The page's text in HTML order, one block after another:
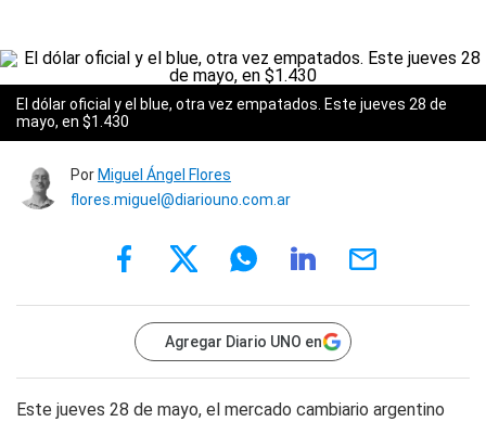
El dólar oficial y el blue, otra vez empatados. Este jueves 28 de
mayo, en $1.430
Por Miguel Ángel Flores
flores.miguel@diariouno.com.ar
Agregar Diario UNO en
Este jueves 28 de mayo, el mercado cambiario argentino